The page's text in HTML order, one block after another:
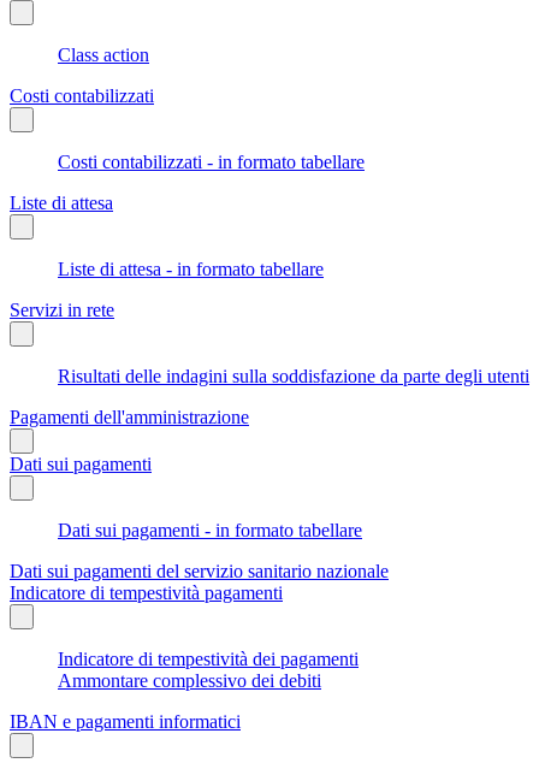
Class action
Costi contabilizzati
Costi contabilizzati - in formato tabellare
Liste di attesa
Liste di attesa - in formato tabellare
Servizi in rete
Risultati delle indagini sulla soddisfazione da parte degli utenti
Pagamenti dell'amministrazione
Dati sui pagamenti
Dati sui pagamenti - in formato tabellare
Dati sui pagamenti del servizio sanitario nazionale
Indicatore di tempestività pagamenti
Indicatore di tempestività dei pagamenti
Ammontare complessivo dei debiti
IBAN e pagamenti informatici